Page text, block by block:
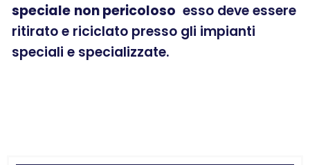
speciale non pericoloso esso deve essere
ritirato e riciclato presso gli impianti
speciali e specializzate.